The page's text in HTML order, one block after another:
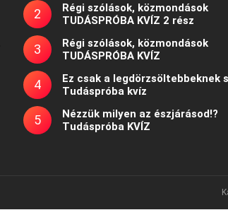
Régi szólások, közmondások
TUDÁSPRÓBA KVÍZ 2 rész
Régi szólások, közmondások
TUDÁSPRÓBA KVÍZ
Ez csak a legdörzsöltebbeknek
Tudáspróba kvíz
Nézzük milyen az észjárásod!?
Tudáspróba KVÍZ